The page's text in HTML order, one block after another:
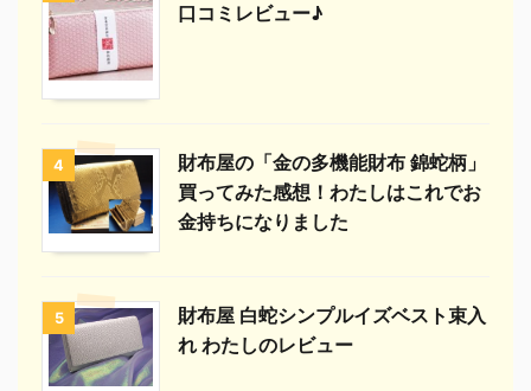
口コミレビュー♪
4
財布屋の「金の多機能財布 錦蛇柄」
買ってみた感想！わたしはこれでお
金持ちになりました
5
財布屋 白蛇シンプルイズベスト束入
れ わたしのレビュー